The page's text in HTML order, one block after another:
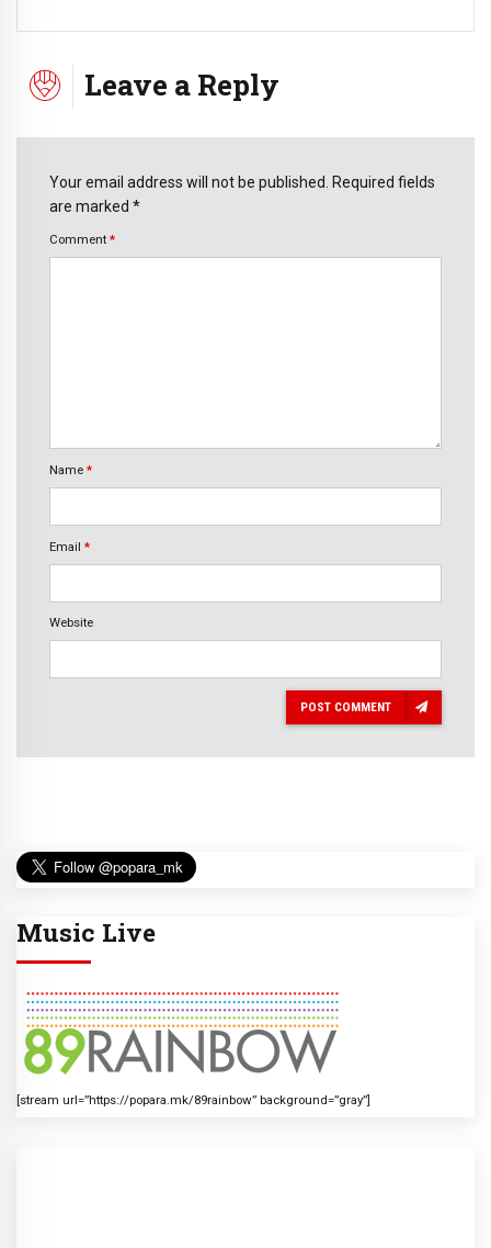
Leave a Reply
Your email address will not be published. Required fields
are marked *
Comment *
Name *
Email *
Website
POST COMMENT
Music Live
[stream url=”https://popara.mk/89rainbow” background=”gray”]